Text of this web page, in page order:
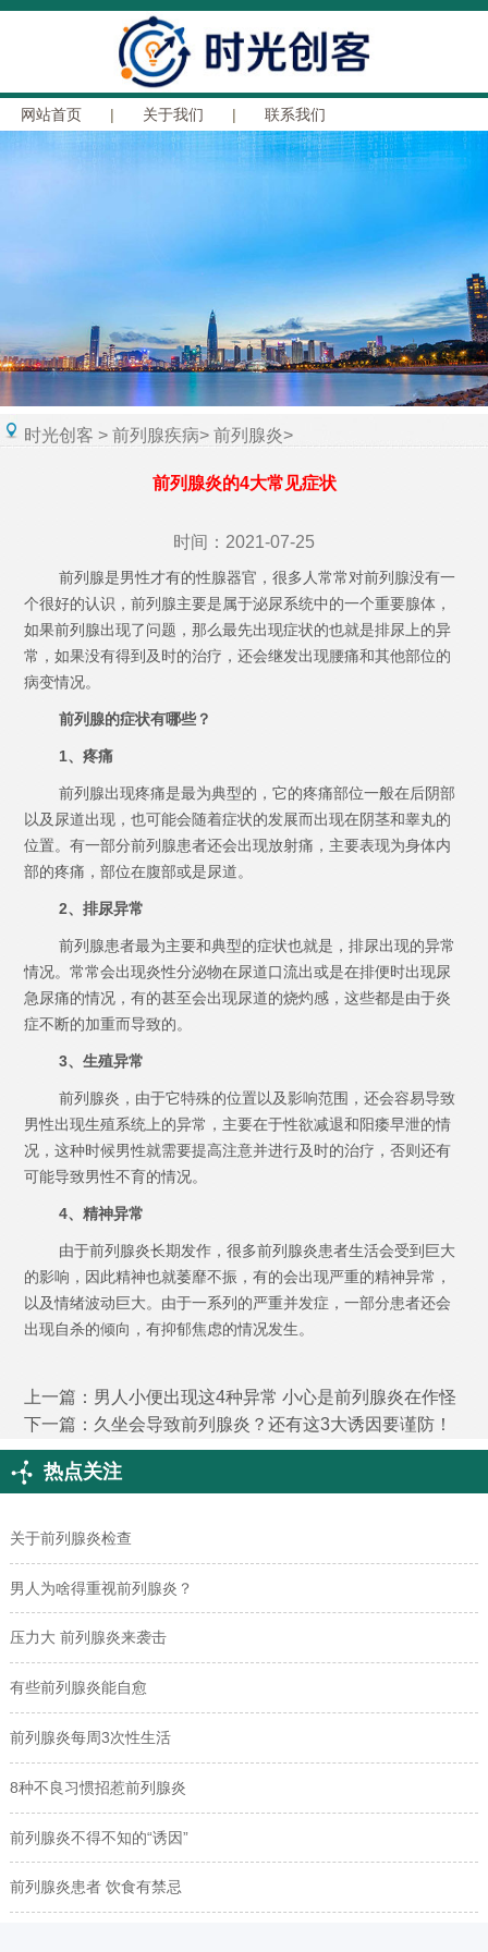
网站首页 | 关于我们 | 联系我们
时光创客 >前列腺疾病>前列腺炎>
前列腺炎的4大常见症状
时间：2021-07-25
前列腺是男性才有的性腺器官，很多人常常对前列腺没有一
个很好的认识，前列腺主要是属于泌尿系统中的一个重要腺体，
如果前列腺出现了问题，那么最先出现症状的也就是排尿上的异
常，如果没有得到及时的治疗，还会继发出现腰痛和其他部位的
病变情况。
前列腺的症状有哪些？
1、疼痛
前列腺出现疼痛是最为典型的，它的疼痛部位一般在后阴部
以及尿道出现，也可能会随着症状的发展而出现在阴茎和睾丸的
位置。有一部分前列腺患者还会出现放射痛，主要表现为身体内
部的疼痛，部位在腹部或是尿道。
2、排尿异常
前列腺患者最为主要和典型的症状也就是，排尿出现的异常
情况。常常会出现炎性分泌物在尿道口流出或是在排便时出现尿
急尿痛的情况，有的甚至会出现尿道的烧灼感，这些都是由于炎
症不断的加重而导致的。
3、生殖异常
前列腺炎，由于它特殊的位置以及影响范围，还会容易导致
男性出现生殖系统上的异常，主要在于性欲减退和阳痿早泄的情
况，这种时候男性就需要提高注意并进行及时的治疗，否则还有
可能导致男性不育的情况。
4、精神异常
由于前列腺炎长期发作，很多前列腺炎患者生活会受到巨大
的影响，因此精神也就萎靡不振，有的会出现严重的精神异常，
以及情绪波动巨大。由于一系列的严重并发症，一部分患者还会
出现自杀的倾向，有抑郁焦虑的情况发生。
上一篇： 男人小便出现这4种异常 小心是前列腺炎在作怪
下一篇： 久坐会导致前列腺炎？还有这3大诱因要谨防！
热点关注
关于前列腺炎检查
男人为啥得重视前列腺炎？
压力大 前列腺炎来袭击
有些前列腺炎能自愈
前列腺炎每周3次性生活
8种不良习惯招惹前列腺炎
前列腺炎不得不知的“诱因”
前列腺炎患者 饮食有禁忌